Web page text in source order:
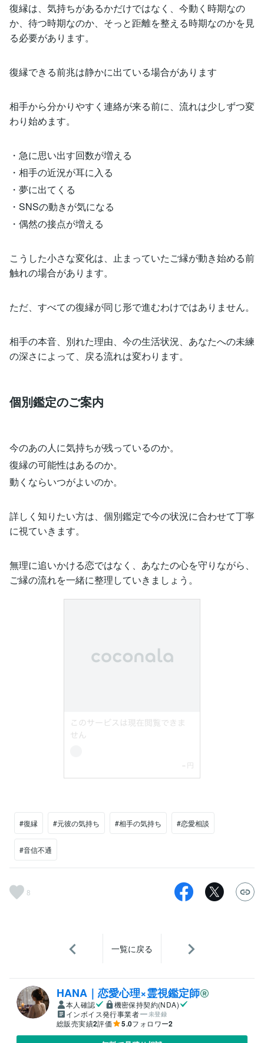
復縁は、気持ちがあるかだけではなく、今動く時期なの
か、待つ時期なのか、そっと距離を整える時期なのかを見
る必要があります。
復縁できる前兆は静かに出ている場合があります
相手から分かりやすく連絡が来る前に、流れは少しずつ変
わり始めます。
・急に思い出す回数が増える
・相手の近況が耳に入る
・夢に出てくる
・SNSの動きが気になる
・偶然の接点が増える
こうした小さな変化は、止まっていたご縁が動き始める前
触れの場合があります。
ただ、すべての復縁が同じ形で進むわけではありません。
相手の本音、別れた理由、今の生活状況、あなたへの未練
の深さによって、戻る流れは変わります。
個別鑑定のご案内
今のあの人に気持ちが残っているのか。
復縁の可能性はあるのか。
動くならいつがよいのか。
詳しく知りたい方は、個別鑑定で今の状況に合わせて丁寧
に視ていきます。
無理に追いかける恋ではなく、あなたの心を守りながら、
ご縁の流れを一緒に整理していきましょう。
#復縁 #元彼の気持ち #相手の気持ち #恋愛相談
#音信不通
8
一覧に戻る
HANA｜恋愛心理×霊視鑑定師
本人確認
機密保持契約(NDA)
インボイス発行事業者
未登録
総販売実績2評価 5.0フォロワー2